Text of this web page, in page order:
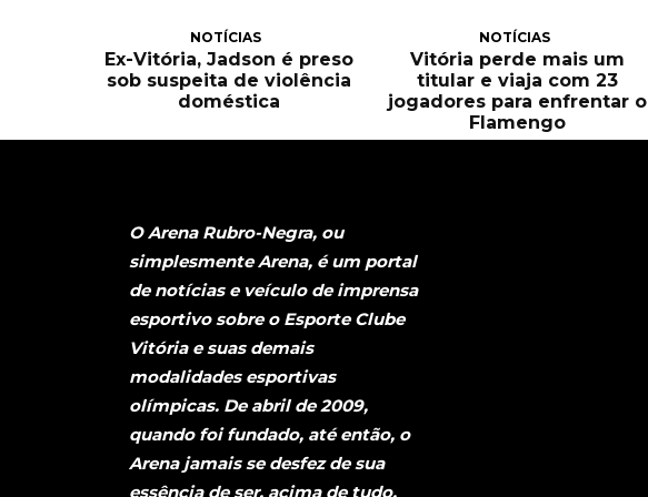
NOTÍCIAS
Ex-Vitória, Jadson é preso
sob suspeita de violência
doméstica
NOTÍCIAS
Vitória perde mais um
titular e viaja com 23
jogadores para enfrentar o
Flamengo
O Arena Rubro-Negra, ou
simplesmente Arena, é um portal
de notícias e veículo de imprensa
esportivo sobre o Esporte Clube
Vitória e suas demais
modalidades esportivas
olímpicas. De abril de 2009,
quando foi fundado, até então, o
Arena jamais se desfez de sua
essência de ser, acima de tudo,